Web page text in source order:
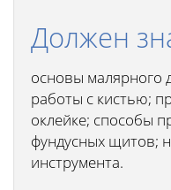
Должен
основы малярного
работы с кистью;
оклейке; способы
фундусных щитов;
инструмента.